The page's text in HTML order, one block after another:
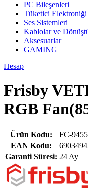
PC Bileşenleri
Tüketici Elektroniği
Ses Sistemleri
Kablolar ve
Aksesuarlar
GAMING
Hesap
Frisby
RGB
Ürün Kodu:
FC-
EAN Kodu:
Garanti Süresi: 24 Ay